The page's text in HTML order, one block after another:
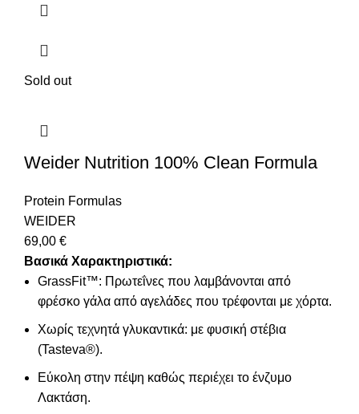
Sold out
Weider Nutrition 100% Clean Formula
Protein Formulas
WEIDER
69,00 €
Βασικά Χαρακτηριστικά:
GrassFit™: Πρωτεΐνες που λαμβάνονται από
φρέσκο γάλα από αγελάδες που τρέφονται με χόρτα.
Χωρίς τεχνητά γλυκαντικά: με φυσική στέβια
(Tasteva®).
Εύκολη στην πέψη καθώς περιέχει το ένζυμο
Λακτάση.